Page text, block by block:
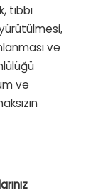
tıbbı
ve
ve